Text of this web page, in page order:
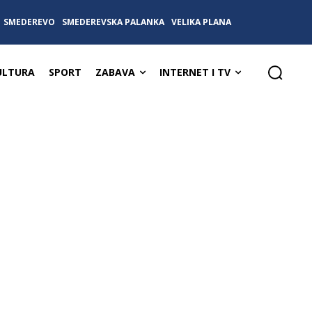
SMEDEREVO SMEDEREVSKA PALANKA VELIKA PLANA
SPORT ZABAVA INTERNET I TV